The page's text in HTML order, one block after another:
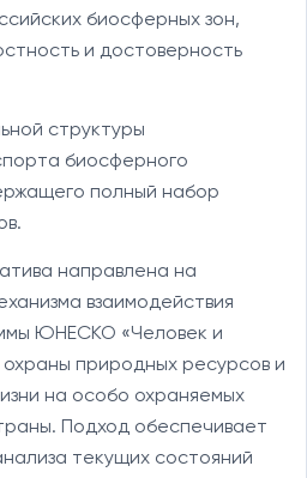
биосферных зон,
и достоверность
структуры
биосферного
полный набор
направлена на
взаимодействия
ЮНЕСКО «Человек и
природных ресурсов и
на особо охраняемых
Подход обеспечивает
текущих состояний